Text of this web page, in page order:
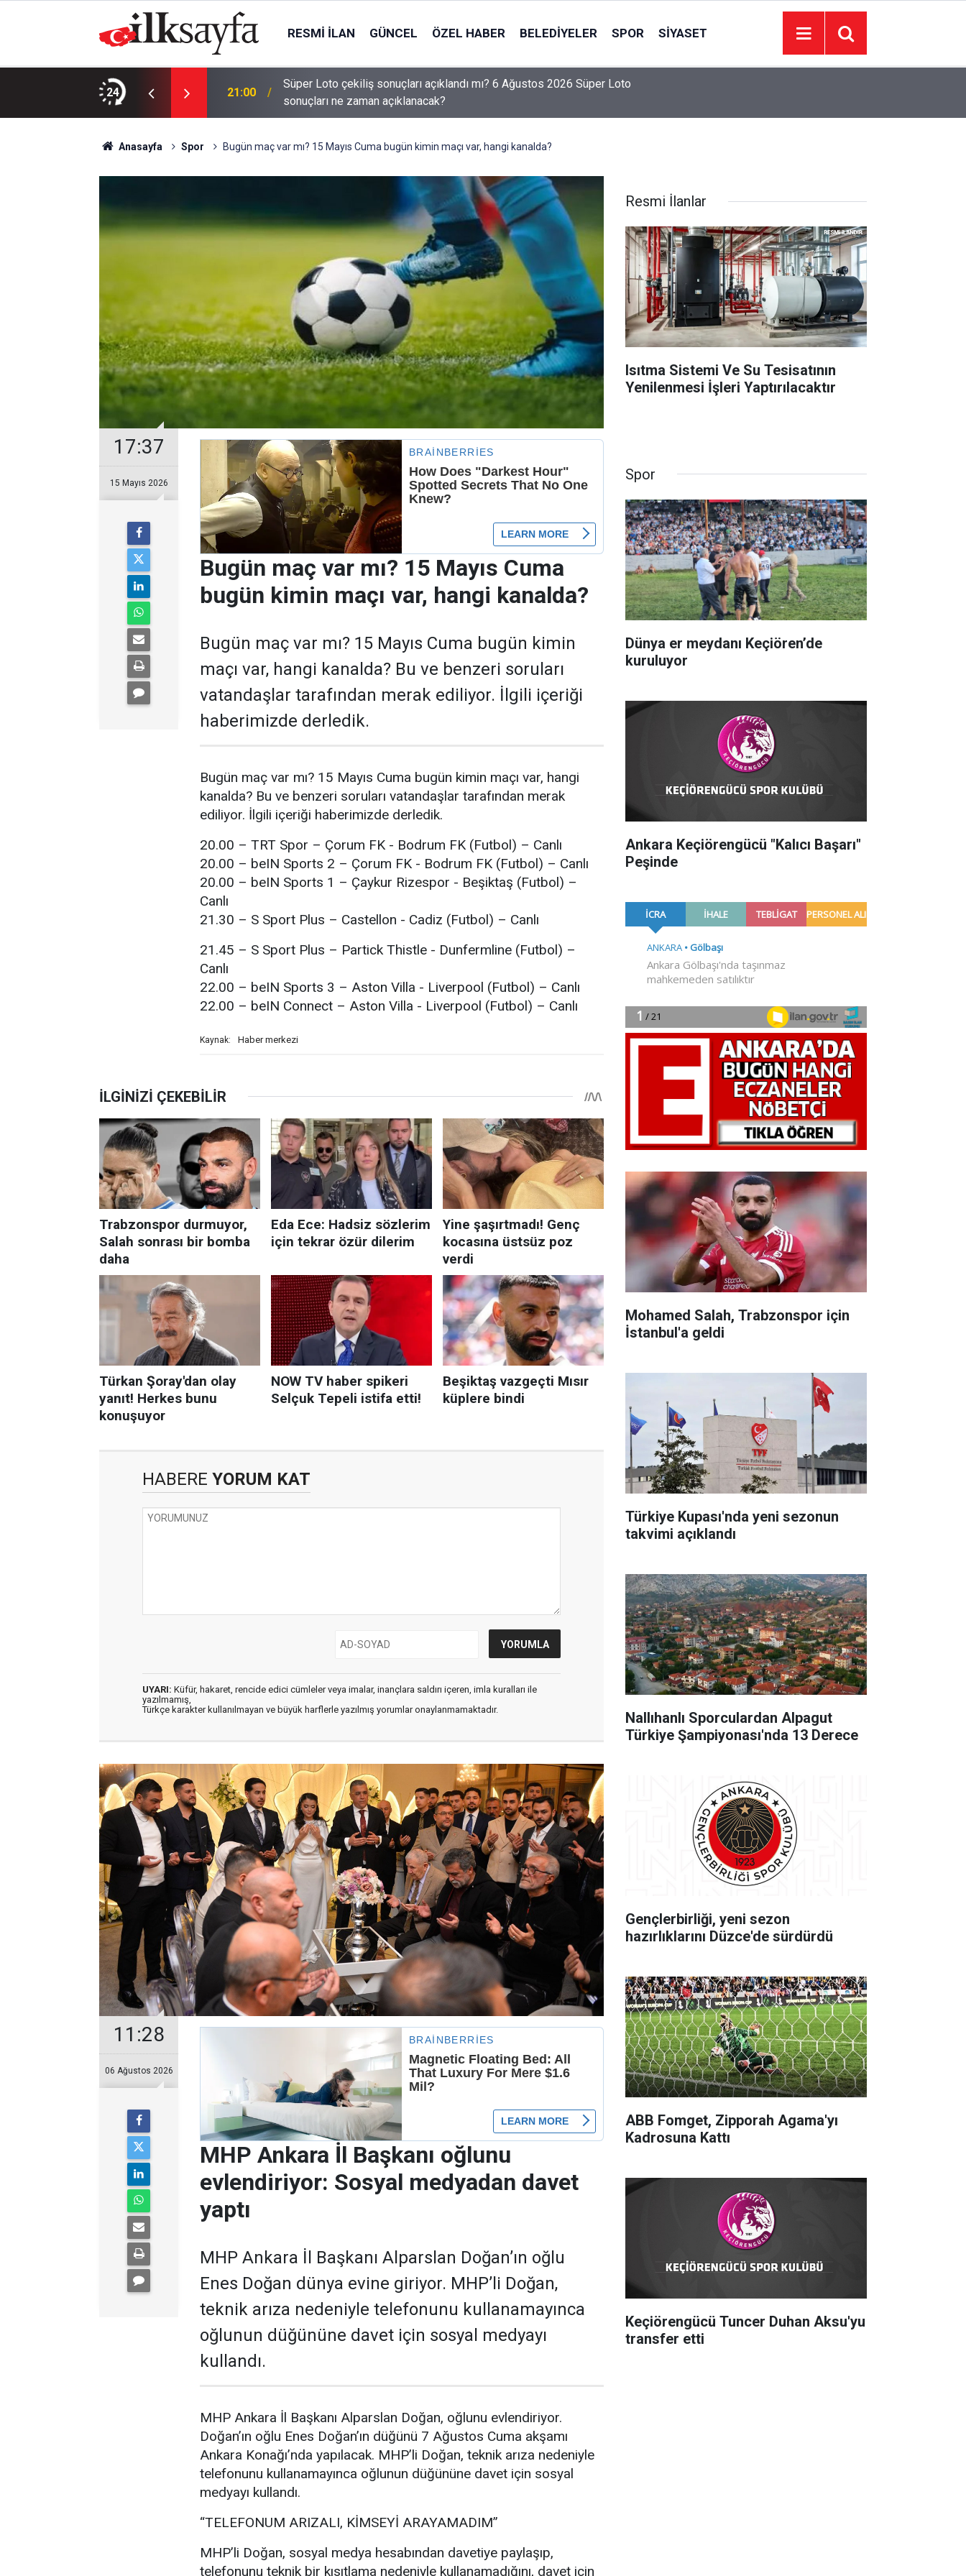
RESMI İLAN GÜNCEL ÖZEL HABER BELEDIYELER SPOR SIYASET
24
ağırlaştırılmış müebbet 21:00
Süper Loto çekiliş sonuçları açıklandı mı? 6 Ağustos 2026 Süper Loto
sonuçları ne zaman açıklanacak?
Anasayfa Spor Bugün maç var mı? 15 Mayıs Cuma bugün kimin maçı var, hangi kanalda?
17:37
15 Mayıs 2026
Bugün maç var mı? 15 Mayıs Cuma
bugün kimin maçı var, hangi kanalda?
Bugün maç var mı? 15 Mayıs Cuma bugün kimin
maçı var, hangi kanalda? Bu ve benzeri soruları
vatandaşlar tarafından merak ediliyor. İlgili içeriği
haberimizde derledik.
Bugün maç var mı? 15 Mayıs Cuma bugün kimin maçı var, hangi
kanalda? Bu ve benzeri soruları vatandaşlar tarafından merak
ediliyor. İlgili içeriği haberimizde derledik.
20.00 – TRT Spor – Çorum FK - Bodrum FK (Futbol) – Canlı
20.00 – beIN Sports 2 – Çorum FK - Bodrum FK (Futbol) – Canlı
20.00 – beIN Sports 1 – Çaykur Rizespor - Beşiktaş (Futbol) –
Canlı
21.30 – S Sport Plus – Castellon - Cadiz (Futbol) – Canlı
21.45 – S Sport Plus – Partick Thistle - Dunfermline (Futbol) –
Canlı
22.00 – beIN Sports 3 – Aston Villa - Liverpool (Futbol) – Canlı
22.00 – beIN Connect – Aston Villa - Liverpool (Futbol) – Canlı
Kaynak: Haber merkezi
HABERE YORUM KAT
UYARI: Küfür, hakaret, rencide edici cümleler veya imalar, inançlara saldırı içeren, imla kuralları ile
yazılmamış,
Türkçe karakter kullanılmayan ve büyük harflerle yazılmış yorumlar onaylanmamaktadır.
11:28
06 Ağustos 2026
MHP Ankara İl Başkanı oğlunu
evlendiriyor: Sosyal medyadan davet
yaptı
MHP Ankara İl Başkanı Alparslan Doğan’ın oğlu
Enes Doğan dünya evine giriyor. MHP’li Doğan,
teknik arıza nedeniyle telefonunu kullanamayınca
oğlunun düğününe davet için sosyal medyayı
kullandı.
MHP Ankara İl Başkanı Alparslan Doğan, oğlunu evlendiriyor.
Doğan’ın oğlu Enes Doğan’ın düğünü 7 Ağustos Cuma akşamı
Ankara Konağı’nda yapılacak. MHP’li Doğan, teknik arıza nedeniyle
telefonunu kullanamayınca oğlunun düğününe davet için sosyal
medyayı kullandı.
“TELEFONUM ARIZALI, KİMSEYİ ARAYAMADIM”
MHP’li Doğan, sosyal medya hesabından davetiye paylaşıp,
telefonunu teknik bir kısıtlama nedeniyle kullanamadığını, davet için
Resmi İlanlar
Isıtma Sistemi Ve Su Tesisatının
Yenilenmesi İşleri Yaptırılacaktır
Spor
Dünya er meydanı Keçiören’de
kuruluyor
Ankara Keçiörengücü "Kalıcı Başarı"
Peşinde
Mohamed Salah, Trabzonspor için
İstanbul'a geldi
Türkiye Kupası'nda yeni sezonun
takvimi açıklandı
Nallıhanlı Sporculardan Alpagut
Türkiye Şampiyonası'nda 13 Derece
Gençlerbirliği, yeni sezon
hazırlıklarını Düzce'de sürdürdü
ABB Fomget, Zipporah Agama'yı
Kadrosuna Kattı
Keçiörengücü Tuncer Duhan Aksu'yu
transfer etti